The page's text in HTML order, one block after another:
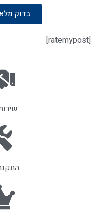
בדוק
[ratemypost]